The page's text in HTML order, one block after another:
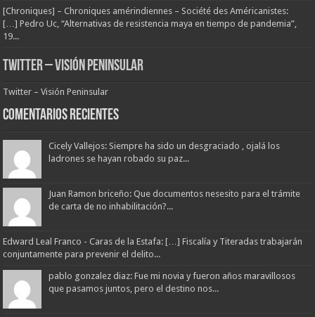
[Chroniques] – Chroniques amérindiennes – Société des Américanistes:
[…] Pedro Uc, “Alternativas de resistencia maya en tiempo de pandemia”,
19...
Twitter – Visión Peninsular
Twitter – Visión Peninsular
Comentarios Recientes
Cicely Vallejos: Siempre ha sido un desgraciado , ojalá los
ladrones se hayan robado su paz...
Juan Ramon briceño: Que documentos nesesito para el trámite
de carta de no inhabilitación?...
Edward Leal Franco - Caras de la Estafa: […] Fiscalía y Titeradas trabajarán
conjuntamente para prevenir el delito...
pablo gonzalez diaz: Fue mi novia y fueron años maravillosos
que pasamos juntos, pero el destino nos...